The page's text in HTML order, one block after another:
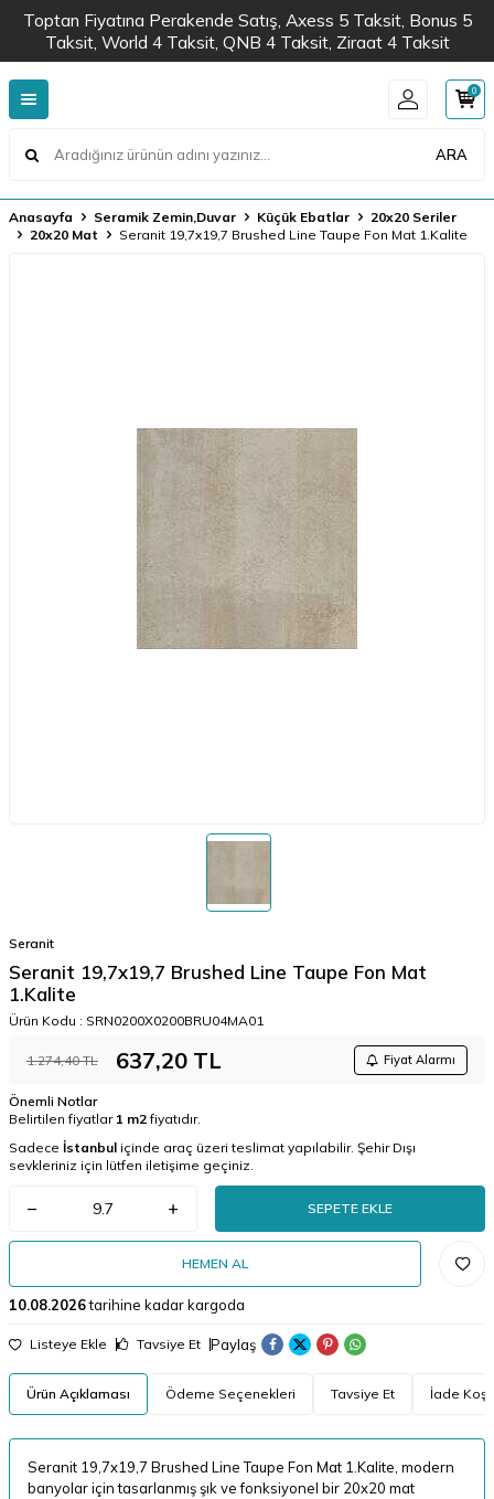
Toptan Fiyatına Perakende Satış, Axess 5 Taksit, Bonus 5
Taksit, World 4 Taksit, QNB 4 Taksit, Ziraat 4 Taksit
ARA
0
Anasayfa Seramik Zemin,Duvar Küçük Ebatlar
20x20 Seriler
20x20 Mat
Seranit 19,7x19,7 Brushed Line Taupe Fon Mat 1.Kalite
Seranit
Seranit 19,7x19,7 Brushed Line Taupe Fon Mat
1.Kalite
Ürün Kodu : SRN0200X0200BRU04MA01
1.274,40TL 637,20 TL Fiyat Alarmı
Önemli Notlar
Belirtilen fiyatlar 1 m2fiyatıdır.
Sadece İstanbul içinde araç üzeri teslimat yapılabilir. Şehir Dışı
sevkleriniz için lütfen iletişime geçiniz.
SEPETE EKLE
HEMEN AL
10.08.2026tarihine kadar kargoda
Listeye Ekle Tavsiye Et Paylaş
Ürün Açıklaması Ödeme Seçenekleri Tavsiye Et İade
Seranit 19,7x19,7 Brushed Line Taupe Fon Mat 1.Kalite, modern
banyolar için tasarlanmış şık ve fonksiyonel bir 20x20 mat